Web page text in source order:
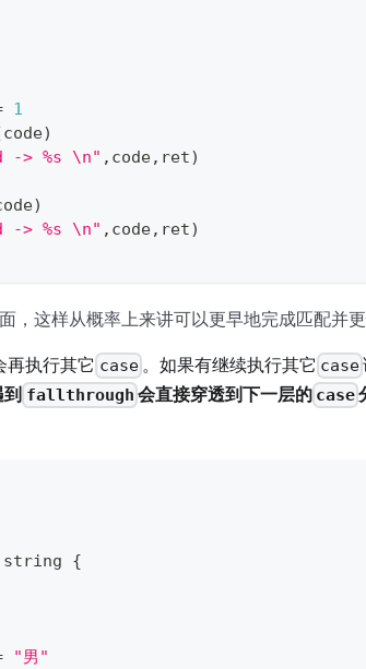
1
code)
-> %s \n" , code, ret)
)
-> %s \n" , code, ret)
，这样从概率上来讲可以更早地完成匹配并更
再执行其它 case。如果有继续执行其它 case
到 fallthrough 会直接穿透到下一层的 case
string
{
"男"